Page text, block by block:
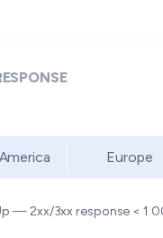
Europe
— 2xx/3xx response < 1